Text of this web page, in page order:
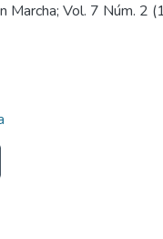
Marcha; Vol. 7 Núm. 2